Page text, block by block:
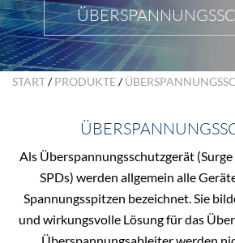
START/PRODUKTE/
Als Überspannungsschutzgerät
SPDs) werden allgemein alle
Spannungsspitzen bezeichnet. Sie
und wirkungsvolle Lösung für das